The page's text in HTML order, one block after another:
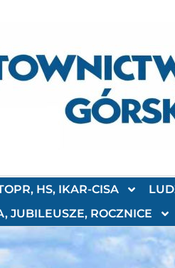
HS, IKAR-CISA
JUBILEUSZE, ROCZNICE